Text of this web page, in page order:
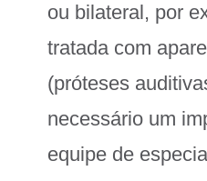
ou bilateral, por
tratada com
(próteses
necessário um
equipe de